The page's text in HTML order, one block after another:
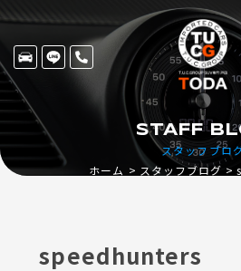
スタッフブロ
STAFF
ホーム スタッフブログ
speedhunters